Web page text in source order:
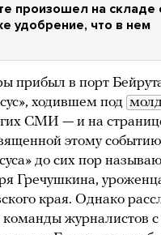
произошел на складе
удобрение, что в нем
прибыл в порт
ходившем под
СМИ — и на
этому
до сих пор
Гречушкина,
края. Однако
журналистов с